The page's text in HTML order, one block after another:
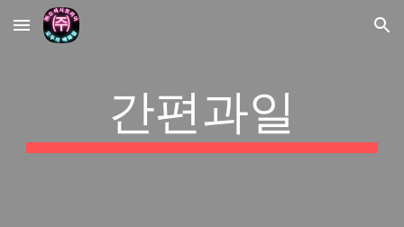
Skip to main content Skip to navigation
간편과일